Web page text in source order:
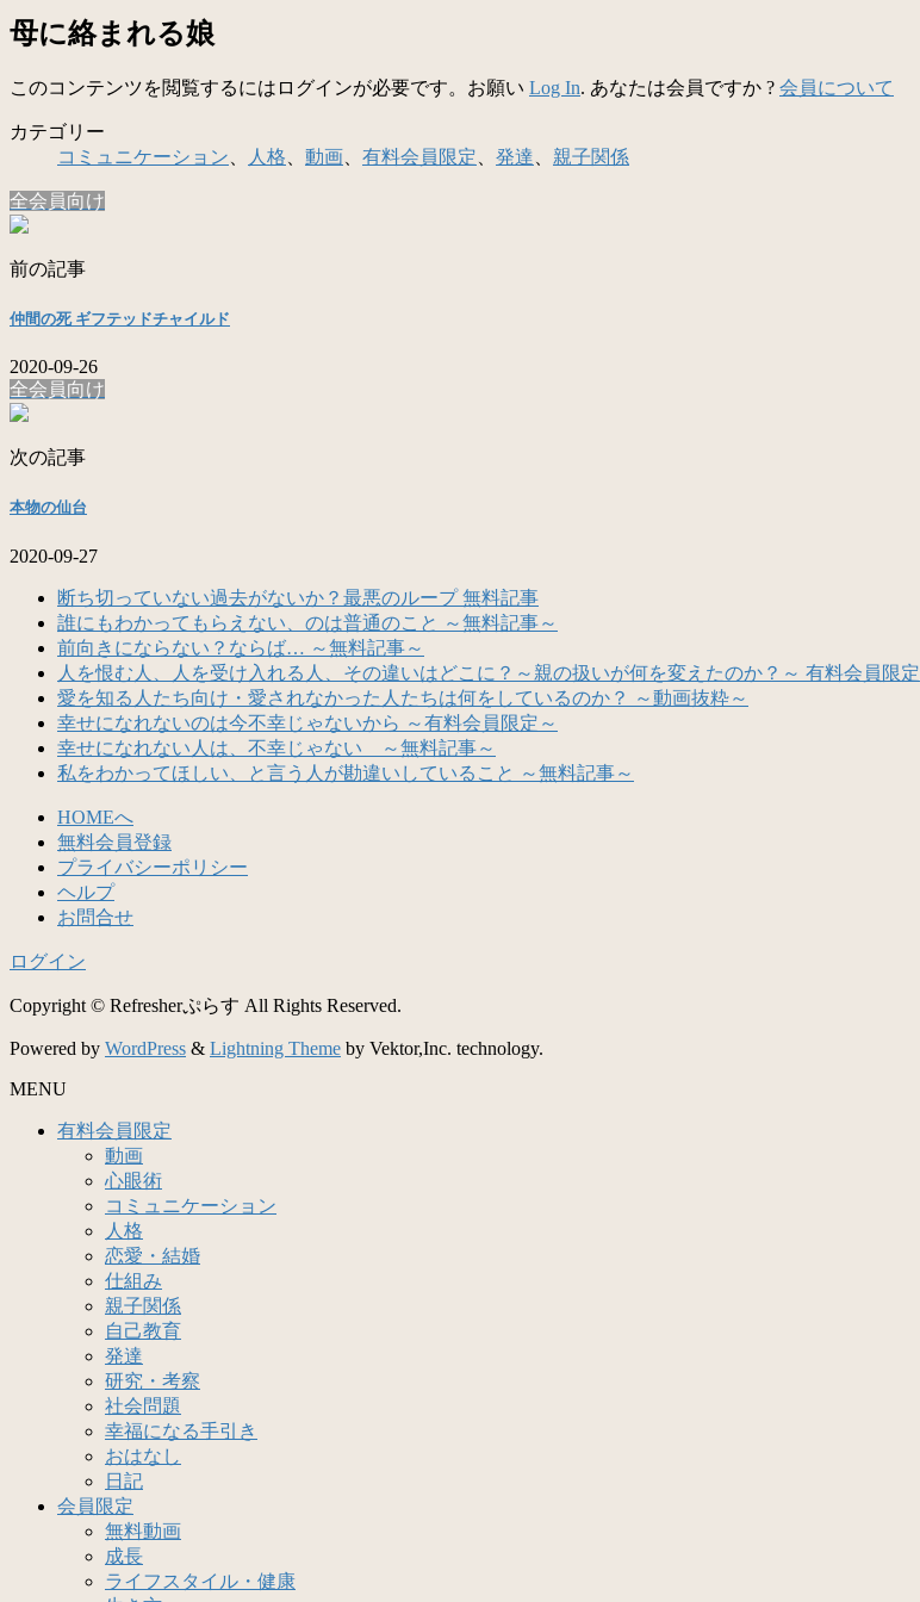
母に絡まれる娘
このコンテンツを閲覧するにはログインが必要です。お願い Log In. あなたは会員ですか ? 会員について
カテゴリー
コミュニケーション
人格 動画 有料会員限定 発達 親子関係
全会員向け
前の記事
仲間の死 ギフテッドチャイルド
2020-09-26
全会員向け
次の記事
本物の仙台
2020-09-27
断ち切っていない過去がないか？最悪のループ 無料記事
誰にもわかってもらえない、のは普通のこと ～無料記事～
前向きにならない？ならば… ～無料記事～
人を恨む人、人を受け入れる人、その違いはどこに？～親の扱いが何を変えたのか？～ 有料会員限定
愛を知る人たち向け・愛されなかった人たちは何をしているのか？ ～動画抜粋～
幸せになれないのは今不幸じゃないから ～有料会員限定～
幸せになれない人は、不幸じゃない ～無料記事～
私をわかってほしい、と言う人が勘違いしていること ～無料記事～
HOMEへ
無料会員登録
プライバシーポリシー
ヘルプ
お問合せ
ログイン
Copyright © Refresherぷらす All Rights Reserved.
Powered by WordPress & Lightning Theme by Vektor,Inc. technology.
MENU
有料会員限定
動画
心眼術
コミュニケーション
人格
恋愛・結婚
仕組み
親子関係
自己教育
発達
研究・考察
社会問題
幸福になる手引き
おはなし
日記
会員限定
無料動画
成長
ライフスタイル・健康